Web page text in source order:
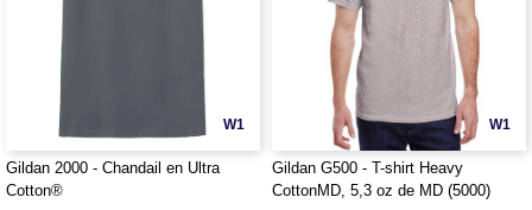
W1
Gildan 2000 - Chandail en Ultra
Cotton®
W1
Gildan G500 - T-shirt Heavy
CottonMD, 5,3 oz de MD (5000)